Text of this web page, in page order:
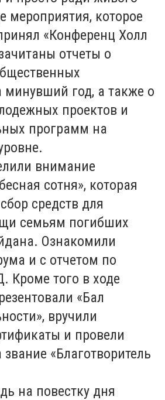
мероприятия, которое
«Конференц Холл
отчеты о
минувший год, а также о
проектов и
программ на
внимание
сотня», которая
средств для
семьям погибших
Ознакомили
и с отчетом по
Кроме того в ходе
«Бал
вручили
и провели
«Благотворитель
на повестку дня